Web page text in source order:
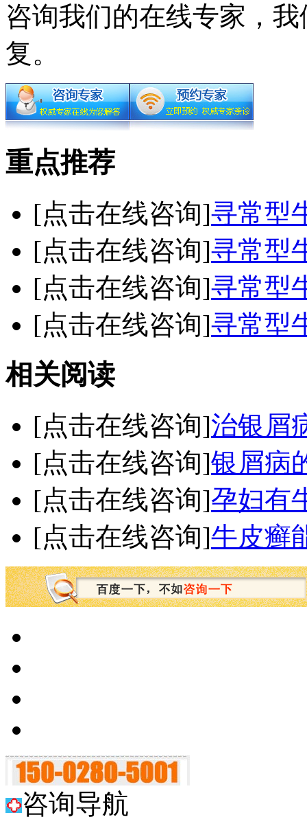
咨询我们的在线专家，
复。
重点推荐
[点击在线咨询]寻常型
[点击在线咨询]寻常型
[点击在线咨询]寻常型
[点击在线咨询]寻常型
相关阅读
[点击在线咨询]治银屑
[点击在线咨询]银屑病
[点击在线咨询]孕妇有
[点击在线咨询]牛皮癣
咨询导航